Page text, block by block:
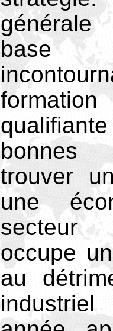
base
formation
bonnes
trouver
une
secteur
occupe
au